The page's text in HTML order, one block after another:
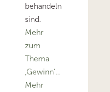
behandeln
sind.
Mehr
zum
Thema
‚Gewinn’…
Mehr